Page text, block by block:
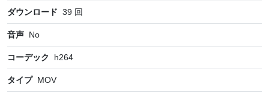
ダウンロード 39 回
音声 No
コーデック h264
タイプ MOV